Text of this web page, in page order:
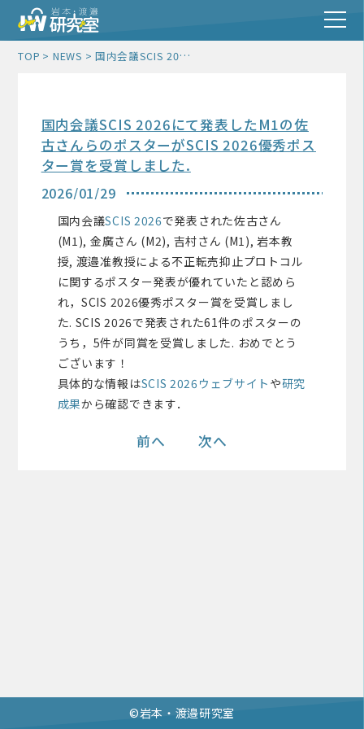
TOP NEWS 国内会議SCIS 2026にて発表したM1の佐古さんらのポスターがSCIS 2026優秀ポスター賞を受賞しました.
国内会議SCIS 2026にて発表したM1の佐
古さんらのポスターがSCIS 2026優秀ポス
ター賞を受賞しました.
2026/01/29
国内会議SCIS 2026で発表された佐古さん
(M1), 金廣さん (M2), 吉村さん (M1), 岩本教
授, 渡邉准教授による不正転売抑止プロトコル
に関するポスター発表が優れていたと認めら
れ，SCIS 2026優秀ポスター賞を受賞しまし
た. SCIS 2026で発表された61件のポスターの
うち，5件が同賞を受賞しました. おめでとう
ございます！
具体的な情報はSCIS 2026ウェブサイト や研究
成果から確認できます．
前へ 次へ
©︎岩本・渡邉研究室